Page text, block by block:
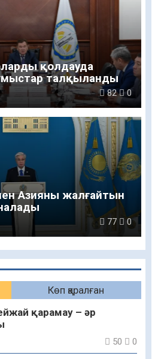
Көп қаралған
қарамау – әр
50 0
қолдауда
талқыланды
82 0
Азияны жалғайтын
77 0